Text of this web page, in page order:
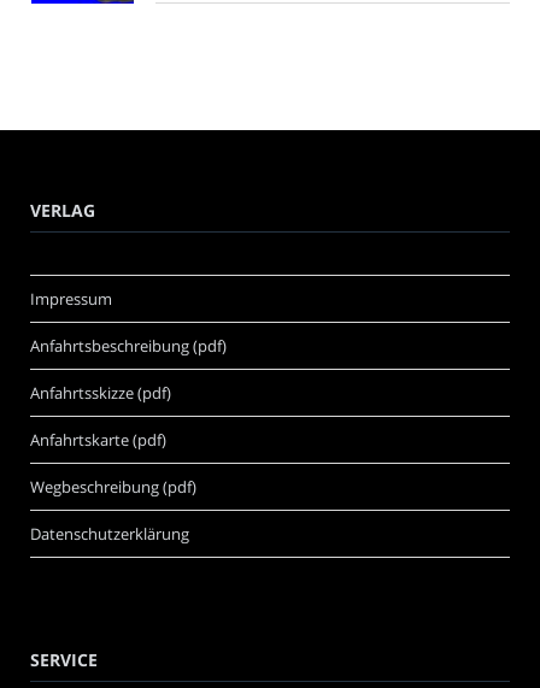
VERLAG
Impressum
Anfahrtsbeschreibung (pdf)
Anfahrtsskizze (pdf)
Anfahrtskarte (pdf)
Wegbeschreibung (pdf)
Datenschutzerklärung
SERVICE